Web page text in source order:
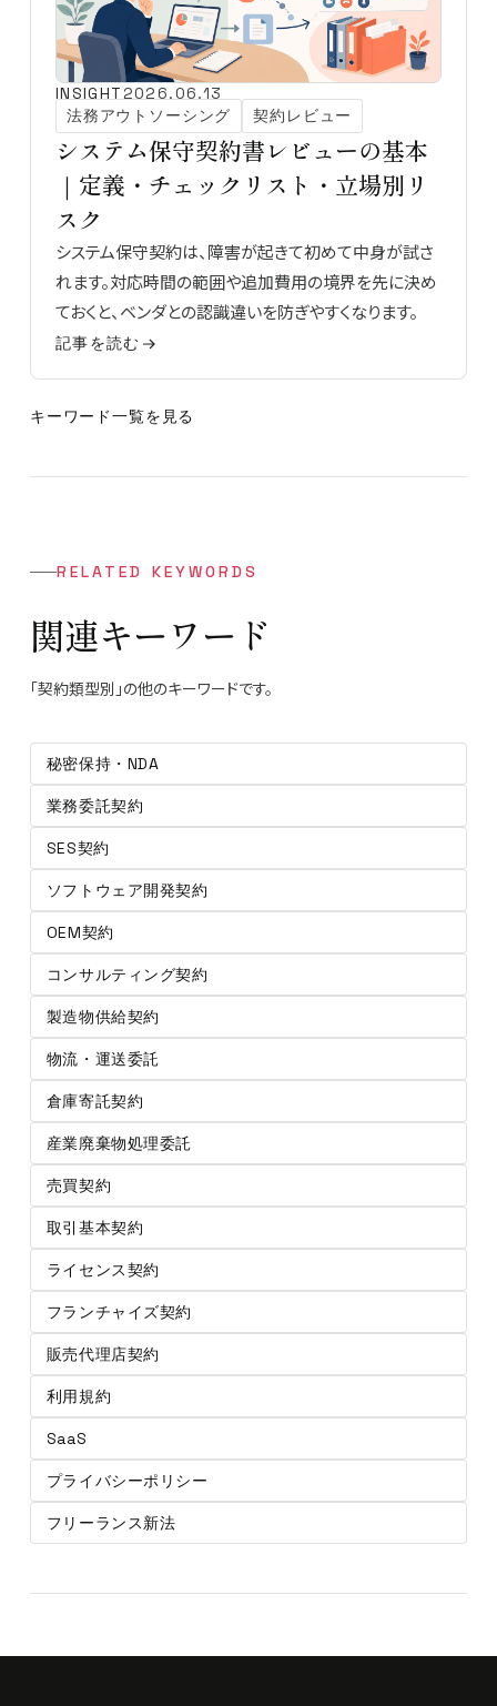
INSIGHT2026.06.13
法務アウトソーシング
契約レビュー
システム保守契約書レビューの基本
｜定義・チェックリスト・立場別リ
スク
システム保守契約は、障害が起きて初めて中身が試さ
れます。対応時間の範囲や追加費用の境界を先に決め
ておくと、ベンダとの認識違いを防ぎやすくなります。
記事を読む
キーワード一覧を見る
RELATED KEYWORDS
関連キーワード
「契約類型別」の他のキーワードです。
秘密保持・NDA
業務委託契約
SES契約
ソフトウェア開発契約
OEM契約
コンサルティング契約
製造物供給契約
物流・運送委託
倉庫寄託契約
産業廃棄物処理委託
売買契約
取引基本契約
ライセンス契約
フランチャイズ契約
販売代理店契約
利用規約
SaaS
プライバシーポリシー
フリーランス新法